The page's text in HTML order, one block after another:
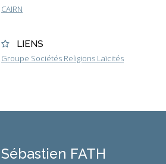
CAIRN
LIENS
Groupe Sociétés Religions Laïcités
Sébastien FATH